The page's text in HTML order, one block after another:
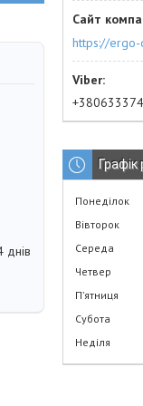
днів
https://
Графік
Понеділок
Вівторок
Середа
Четвер
Пʼятниця
Субота
Неділя